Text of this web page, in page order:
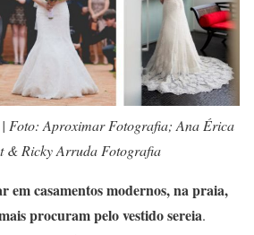
| Foto: Aproximar Fotografia; Ana Érica
& Ricky Arruda Fotografia
em casamentos modernos, na praia,
procuram pelo vestido sereia.